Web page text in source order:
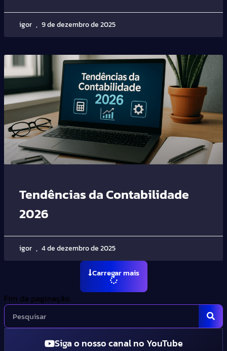
igor 9 de dezembro de 2025
Tendências da Contabilidade
2026
igor 4 de dezembro de 2025
Carregar mais
Fim da paginação.
Siga o nosso canal no YouTube